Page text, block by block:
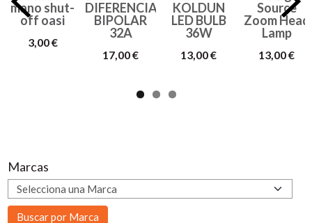
Marcas
mano shut-
off oasi
3,00 €
DIFERENCIAL
BIPOLAR
32A
17,00 €
KOLDUN
LED BULB
36W
13,00 €
Source
Zoom Head
Lamp
13,00 €